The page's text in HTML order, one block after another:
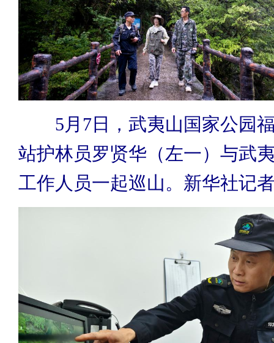
5月7日，武夷山国家公园福
站护林员罗贤华（左一）与武
工作人员一起巡山。新华社记